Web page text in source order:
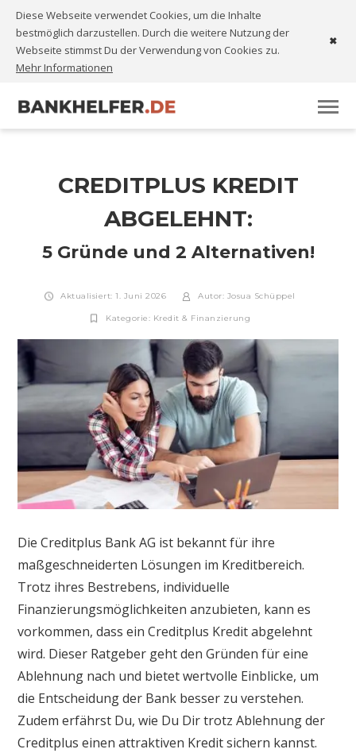
CREDITPLUS KREDIT
ABGELEHNT:
5 Gründe und 2 Alternativen!
Aktualisiert: 1. Juni 2026 Autor: Josua Schüppel
Kategorie: Kredit & Finanzierung
Die Creditplus Bank AG ist bekannt für ihre
maßgeschneiderten Lösungen im Kreditbereich.
Trotz ihres Bestrebens, individuelle
Finanzierungsmöglichkeiten anzubieten, kann es
vorkommen, dass ein Creditplus Kredit abgelehnt
wird. Dieser Ratgeber geht den Gründen für eine
Ablehnung nach und bietet wertvolle Einblicke, um
die Entscheidung der Bank besser zu verstehen.
Zudem erfährst Du, wie Du Dir trotz Ablehnung der
Creditplus einen attraktiven Kredit sichern kannst.
Diese Webseite verwendet Cookies, um die Inhalte
bestmöglich darzustellen. Durch die weitere Nutzung der
Webseite stimmst Du der Verwendung von Cookies zu.
Mehr Informationen
✖